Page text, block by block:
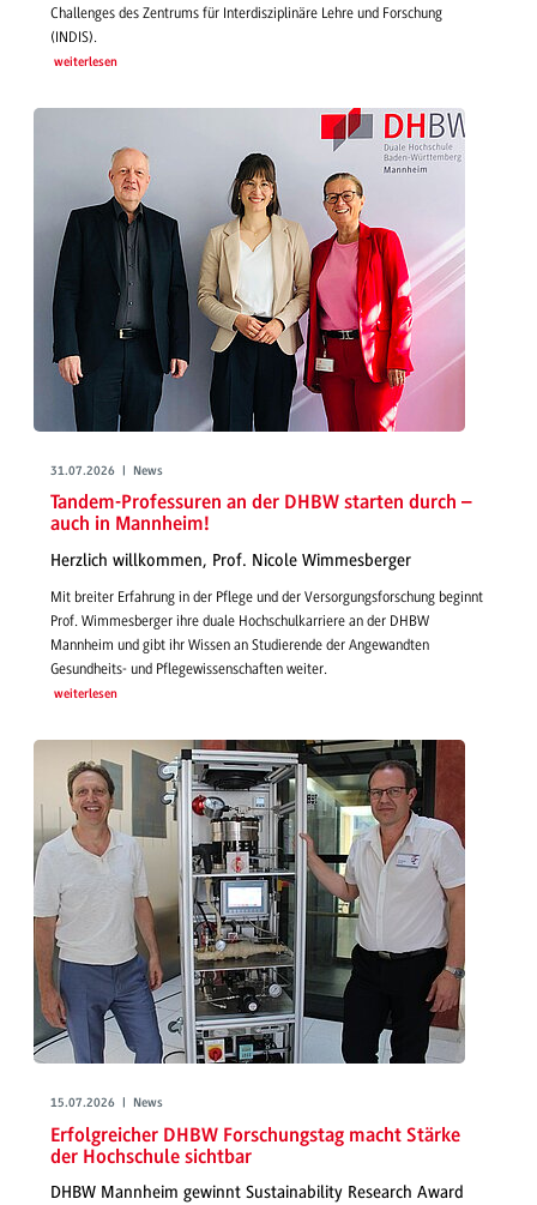
Challenges des Zentrums für Interdisziplinäre Lehre und Forschung
(INDIS).
weiterlesen
31.07.2026 | News
Tandem-Professuren an der DHBW starten durch –
auch in Mannheim!
Herzlich willkommen, Prof. Nicole Wimmesberger
Mit breiter Erfahrung in der Pflege und der Versorgungsforschung beginnt
Prof. Wimmesberger ihre duale Hochschulkarriere an der DHBW
Mannheim und gibt ihr Wissen an Studierende der Angewandten
Gesundheits- und Pflegewissenschaften weiter.
weiterlesen
15.07.2026 | News
Erfolgreicher DHBW Forschungstag macht Stärke
der Hochschule sichtbar
DHBW Mannheim gewinnt Sustainability Research Award